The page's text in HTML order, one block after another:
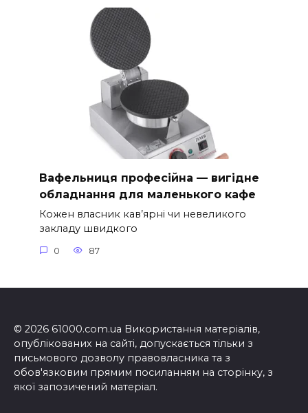
Вафельниця професійна — вигідне
обладнання для маленького кафе
Кожен власник кав’ярні чи невеликого
закладу швидкого
0 87
© 2026 61000.com.ua Використання матеріалів,
опублікованих на сайті, допускається тільки з
письмового дозволу правовласника та з
обов'язковим прямим посиланням на сторінку, з
якої запозичений матеріал.